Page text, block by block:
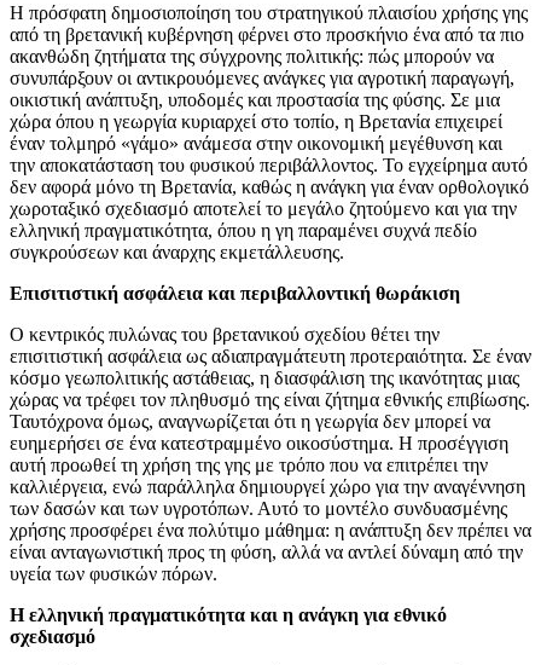
Η πρόσφατη δημοσιοποίηση του στρατηγικού πλαισίου χρήσης γης
από τη βρετανική κυβέρνηση φέρνει στο προσκήνιο ένα από τα πιο
ακανθώδη ζητήματα της σύγχρονης πολιτικής: πώς μπορούν να
συνυπάρξουν οι αντικρουόμενες ανάγκες για αγροτική παραγωγή,
οικιστική ανάπτυξη, υποδομές και προστασία της φύσης. Σε μια
χώρα όπου η γεωργία κυριαρχεί στο τοπίο, η Βρετανία επιχειρεί
έναν τολμηρό «γάμο» ανάμεσα στην οικονομική μεγέθυνση και
την αποκατάσταση του φυσικού περιβάλλοντος. Το εγχείρημα αυτό
δεν αφορά μόνο τη Βρετανία, καθώς η ανάγκη για έναν ορθολογικό
χωροταξικό σχεδιασμό αποτελεί το μεγάλο ζητούμενο και για την
ελληνική πραγματικότητα, όπου η γη παραμένει συχνά πεδίο
συγκρούσεων και άναρχης εκμετάλλευσης.
Επισιτιστική ασφάλεια και περιβαλλοντική θωράκιση
Ο κεντρικός πυλώνας του βρετανικού σχεδίου θέτει την
επισιτιστική ασφάλεια ως αδιαπραγμάτευτη προτεραιότητα. Σε έναν
κόσμο γεωπολιτικής αστάθειας, η διασφάλιση της ικανότητας μιας
χώρας να τρέφει τον πληθυσμό της είναι ζήτημα εθνικής επιβίωσης.
Ταυτόχρονα όμως, αναγνωρίζεται ότι η γεωργία δεν μπορεί να
ευημερήσει σε ένα κατεστραμμένο οικοσύστημα. Η προσέγγιση
αυτή προωθεί τη χρήση της γης με τρόπο που να επιτρέπει την
καλλιέργεια, ενώ παράλληλα δημιουργεί χώρο για την αναγέννηση
των δασών και των υγροτόπων. Αυτό το μοντέλο συνδυασμένης
χρήσης προσφέρει ένα πολύτιμο μάθημα: η ανάπτυξη δεν πρέπει να
είναι ανταγωνιστική προς τη φύση, αλλά να αντλεί δύναμη από την
υγεία των φυσικών πόρων.
Η ελληνική πραγματικότητα και η ανάγκη για εθνικό
σχεδιασμό